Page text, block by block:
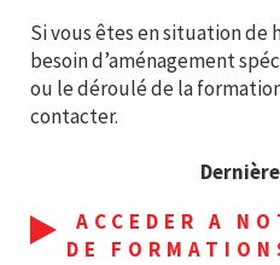
Si vous êtes en situation de
besoin d’aménagement
ou le déroulé de la
contacter.
ACCEDER A
DE